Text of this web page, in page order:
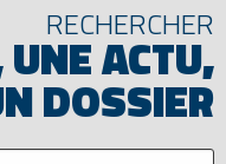
RECHERCHER
ACTU,
DOSSIER